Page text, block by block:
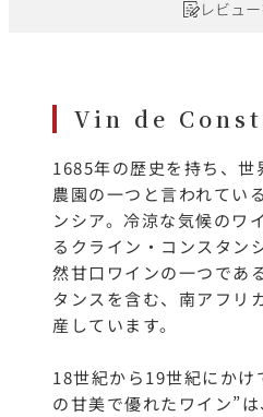
レビュー
Vin de
1685年の歴史を持ち、世
農園の一つと言われてい
ンシア。冷涼な気候のワ
るクライン・コンスタン
然甘口ワインの一つであ
タンスを含む、南アフリ
産しています。
18世紀から19世紀にかけ
の甘美で優れたワイン”